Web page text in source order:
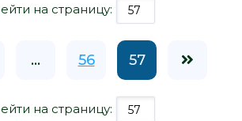
на страницу:
... 56 57
на страницу: